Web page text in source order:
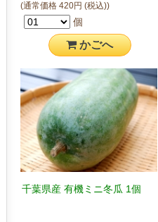
(通常価格420円(税込))
個
かごへ
千葉県産 有機ミニ冬瓜 1個